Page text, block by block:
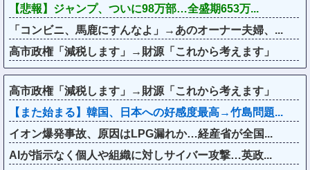
【悲報】ジャンプ、ついに98万部…全盛期653万...
「コンビニ、馬鹿にすんなよ」→あのオーナー夫婦、...
高市政権「減税します」→財源「これから考えます」
高市政権「減税します」→財源「これから考えます」
【また始まる】韓国、日本への好感度最高→竹島問題...
イオン爆発事故、原因はLPG漏れか…経産省が全国...
AIが指示なく個人や組織に対しサイバー攻撃…英政...